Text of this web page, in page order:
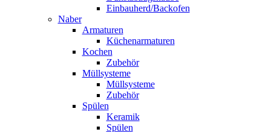
Einbauherd/Backofen
Naber
Armaturen
Küchenarmaturen
Kochen
Zubehör
Müllsysteme
Müllsysteme
Zubehör
Spülen
Keramik
Spülen